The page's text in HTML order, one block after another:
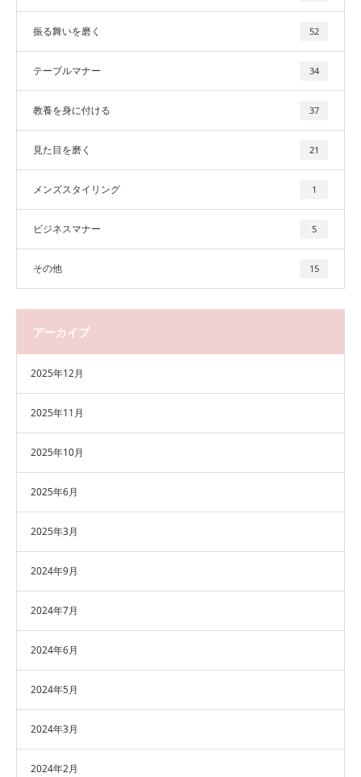
振る舞いを磨く 52
テーブルマナー 34
教養を身に付ける 37
見た目を磨く 21
メンズスタイリング 1
ビジネスマナー 5
その他 15
アーカイブ
2025年12月
2025年11月
2025年10月
2025年6月
2025年3月
2024年9月
2024年7月
2024年6月
2024年5月
2024年3月
2024年2月